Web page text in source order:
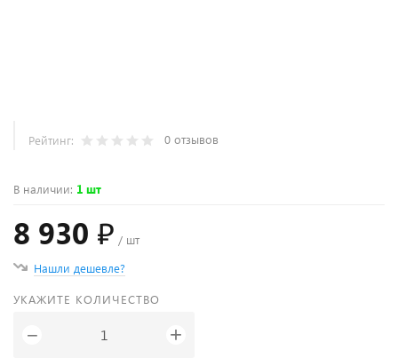
Рейтинг: 0 отзывов
В наличии: 1 шт
8 930 ₽ / шт
Нашли дешевле?
УКАЖИТЕ КОЛИЧЕСТВО
− +